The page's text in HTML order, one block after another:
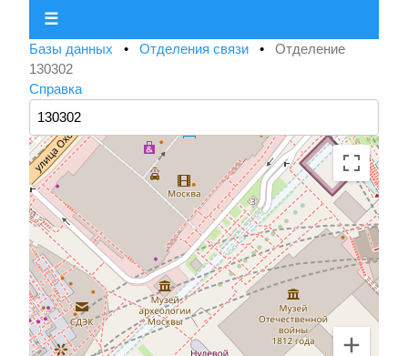
☰
Базы данных • Отделения связи • Отделение
130302
Справка